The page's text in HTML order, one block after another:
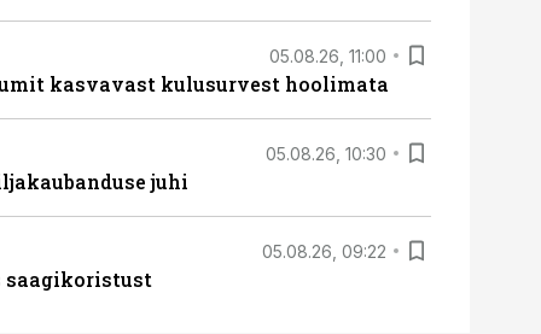
05.08.26, 11:00
kasvavast kulusurvest hoolimata
05.08.26, 10:30
juhi
05.08.26, 09:22
saagikoristust